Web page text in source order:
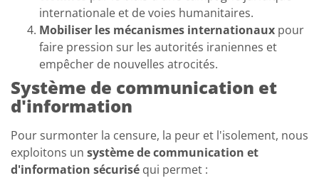
internationale et de voies humanitaires.
Mobiliser les mécanismes internationaux pour
faire pression sur les autorités iraniennes et
empêcher de nouvelles atrocités.
Système de communication et
d'information
Pour surmonter la censure, la peur et l'isolement, nous
exploitons un système de communication et
d'information sécurisé qui permet :